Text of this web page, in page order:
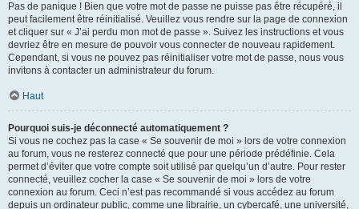
Pas de panique ! Bien que votre mot de passe ne puisse pas être récupéré, il
peut facilement être réinitialisé. Veuillez vous rendre sur la page de connexion
et cliquer sur « J’ai perdu mon mot de passe ». Suivez les instructions et vous
devriez être en mesure de pouvoir vous connecter de nouveau rapidement.
Cependant, si vous ne pouvez pas réinitialiser votre mot de passe, nous vous
invitons à contacter un administrateur du forum.
Haut
Pourquoi suis-je déconnecté automatiquement ?
Si vous ne cochez pas la case « Se souvenir de moi » lors de votre connexion
au forum, vous ne resterez connecté que pour une période prédéfinie. Cela
permet d’éviter que votre compte soit utilisé par quelqu’un d’autre. Pour rester
connecté, veuillez cocher la case « Se souvenir de moi » lors de votre
connexion au forum. Ceci n’est pas recommandé si vous accédez au forum
depuis un ordinateur public, comme une librairie, un cybercafé, une université,